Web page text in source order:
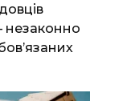
незаконно